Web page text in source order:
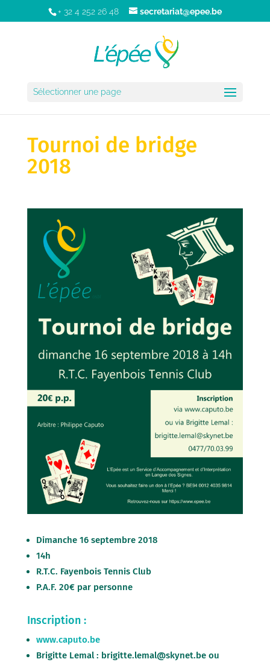
+ 32 4 252 26 48 secretariat@epee.be
Sélectionner une page
Tournoi de bridge
2018
Dimanche 16 septembre 2018
14h
R.T.C. Fayenbois Tennis Club
P.A.F. 20€ par personne
Inscription :
www.caputo.be
Brigitte Lemal : brigitte.lemal@skynet.be ou